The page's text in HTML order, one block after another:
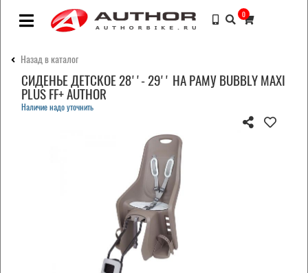
0
Назад в каталог
СИДЕНЬЕ ДЕТСКОЕ 28''- 29'' НА РАМУ BUBBLY MAXI
PLUS FF+ AUTHOR
Наличие надо уточнить